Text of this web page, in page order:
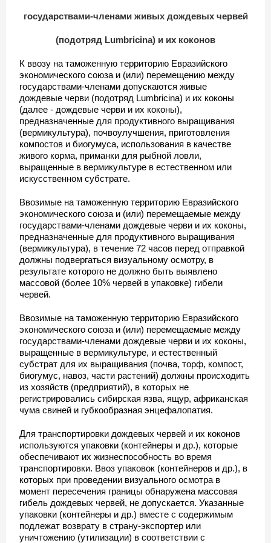
государствами-членами живых дождевых червей
(подотряд Lumbricina) и их коконов
К ввозу на таможенную территорию Евразийского
экономического союза и (или) перемещению между
государствами-членами допускаются живые
дождевые черви (подотряд Lumbricina) и их коконы
(далее - дождевые черви и их коконы),
предназначенные для продуктивного выращивания
(вермикультура), почвоулучшения, приготовления
компостов и биогумуса, использования в качестве
живого корма, приманки для рыбной ловли,
выращенные в вермикультуре в естественном или
искусственном субстрате.
Ввозимые на таможенную территорию Евразийского
экономического союза и (или) перемещаемые между
государствами-членами дождевые черви и их коконы,
предназначенные для продуктивного выращивания
(вермикультура), в течение 72 часов перед отправкой
должны подвергаться визуальному осмотру, в
результате которого не должно быть выявлено
массовой (более 10% червей в упаковке) гибели
червей.
Ввозимые на таможенную территорию Евразийского
экономического союза и (или) перемещаемые между
государствами-членами дождевые черви и их коконы,
выращенные в вермикультуре, и естественный
субстрат для их выращивания (почва, торф, компост,
биогумус, навоз, части растений) должны происходить
из хозяйств (предприятий), в которых не
регистрировались сибирская язва, ящур, африканская
чума свиней и губкообразная энцефалопатия.
Для транспортировки дождевых червей и их коконов
используются упаковки (контейнеры и др.), которые
обеспечивают их жизнеспособность во время
транспортировки. Ввоз упаковок (контейнеров и др.), в
которых при проведении визуального осмотра в
момент пересечения границы обнаружена массовая
гибель дождевых червей, не допускается. Указанные
упаковки (контейнеры и др.) вместе с содержимым
подлежат возврату в страну-экспортер или
уничтожению (утилизации) в соответствии с